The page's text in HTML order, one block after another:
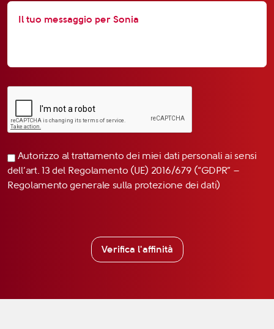
Autorizzo al trattamento dei miei dati personali ai sensi
dell’art. 13 del Regolamento (UE) 2016/679 (“GDPR” –
Regolamento generale sulla protezione dei dati)
Verifica l'affinità